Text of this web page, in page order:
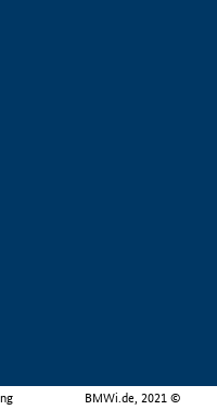
BMWi.de, 2021 ©